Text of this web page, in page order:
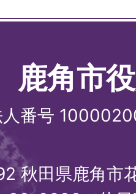
鹿角市
番号
秋田県鹿角市